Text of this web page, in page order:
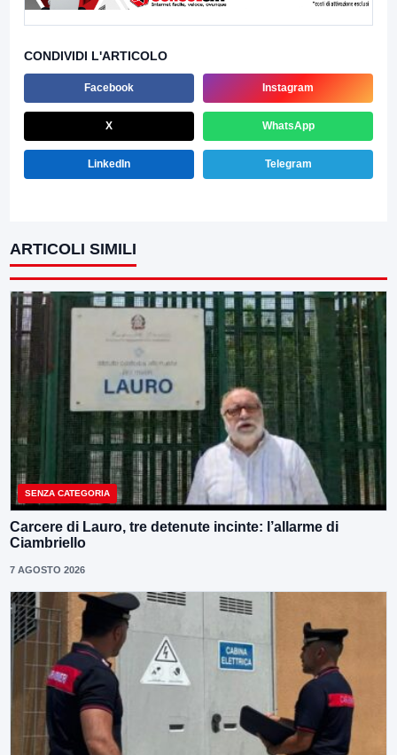
CONDIVIDI L'ARTICOLO
Facebook Instagram
X WhatsApp
LinkedIn Telegram
ARTICOLI SIMILI
SENZA CATEGORIA
Carcere di Lauro, tre detenute incinte: l’allarme di
Ciambriello
7 AGOSTO 2026